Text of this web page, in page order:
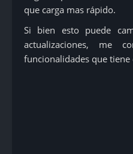
que carga mas rápido.
Si bien esto puede
actualizaciones, me
funcionalidades que tiene